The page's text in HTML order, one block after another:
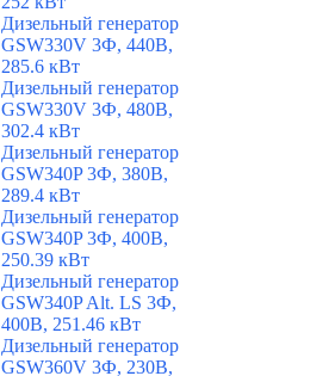
Дизельный генератор
GSW330V 3Ф, 440В,
285.6 кВт
Дизельный генератор
GSW330V 3Ф, 480В,
302.4 кВт
Дизельный генератор
GSW340P 3Ф, 380В,
289.4 кВт
Дизельный генератор
GSW340P 3Ф, 400В,
250.39 кВт
Дизельный генератор
GSW340P Alt. LS 3Ф,
400В, 251.46 кВт
Дизельный генератор
GSW360V 3Ф, 230В,